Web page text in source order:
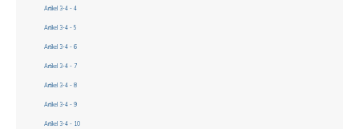
Artikel 3-4 - 4
Artikel 3-4 - 5
Artikel 3-4 - 6
Artikel 3-4 - 7
Artikel 3-4 - 8
Artikel 3-4 - 9
Artikel 3-4 - 10